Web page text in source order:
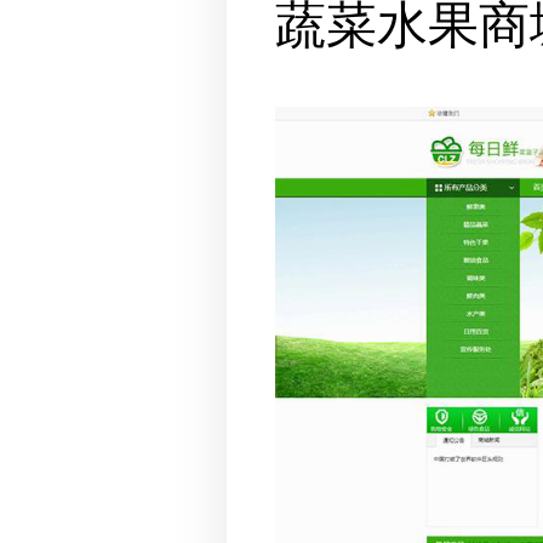
蔬菜水果商